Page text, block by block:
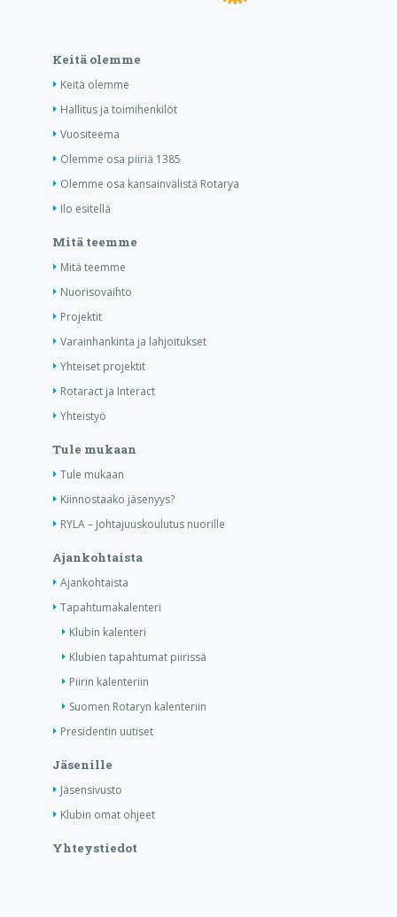
Keitä olemme
Keitä olemme
Hallitus ja toimihenkilöt
Vuositeema
Olemme osa piiriä 1385
Olemme osa kansainvälistä Rotarya
Ilo esitellä
Mitä teemme
Mitä teemme
Nuorisovaihto
Projektit
Varainhankinta ja lahjoitukset
Yhteiset projektit
Rotaract ja Interact
Yhteistyö
Tule mukaan
Tule mukaan
Kiinnostaako jäsenyys?
RYLA – Johtajuuskoulutus nuorille
Ajankohtaista
Ajankohtaista
Tapahtumakalenteri
Klubin kalenteri
Klubien tapahtumat piirissä
Piirin kalenteriin
Suomen Rotaryn kalenteriin
Presidentin uutiset
Jäsenille
Jäsensivusto
Klubin omat ohjeet
Yhteystiedot